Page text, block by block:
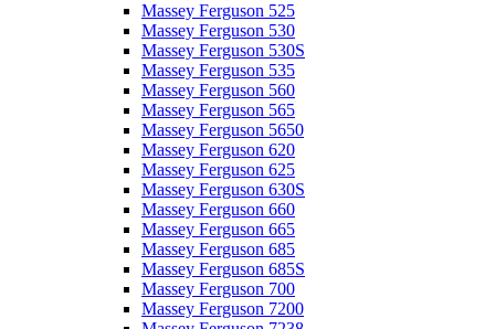
Massey Ferguson 525
Massey Ferguson 530
Massey Ferguson 530S
Massey Ferguson 535
Massey Ferguson 560
Massey Ferguson 565
Massey Ferguson 5650
Massey Ferguson 620
Massey Ferguson 625
Massey Ferguson 630S
Massey Ferguson 660
Massey Ferguson 665
Massey Ferguson 685
Massey Ferguson 685S
Massey Ferguson 700
Massey Ferguson 7200